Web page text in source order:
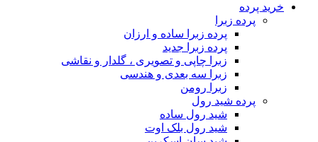
خرید پرده
پرده زبرا
پرده زبرا ساده و ارزان
پرده زبرا جدید
زبرا چاپی و تصویری ، گلدار و نقاشی
زبرا سه بعدی و هندسی
زبرا رومن
پرده شید رول
شید رول ساده
شید رول بلک اوت